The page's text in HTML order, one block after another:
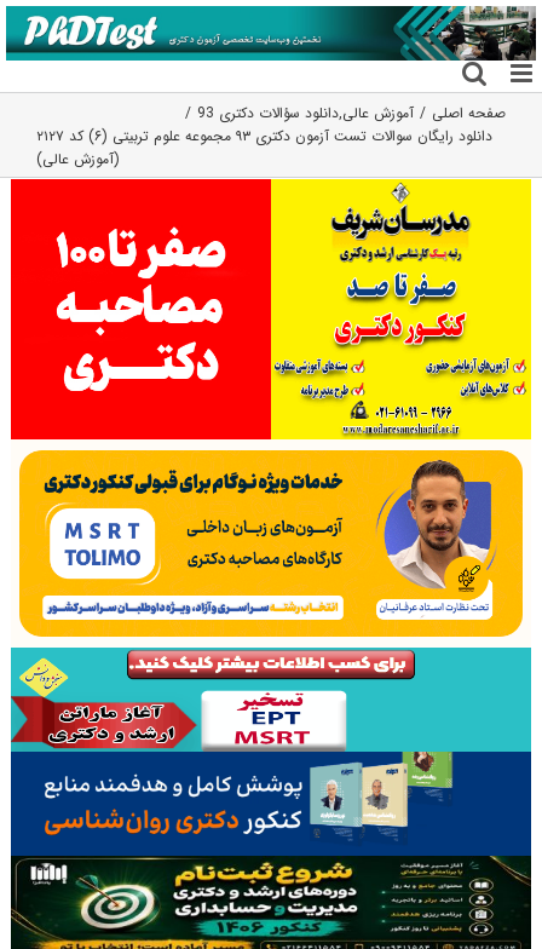
رفتن
به
محتوا
صفحه اصلی آموزش عالی,دانلود سؤالات دکتری 93
دانلود رایگان سوالات تست آزمون دکتری ۹۳ مجموعه علوم تربیتی (۶) کد ۲۱۲۷
(آموزش عالی)